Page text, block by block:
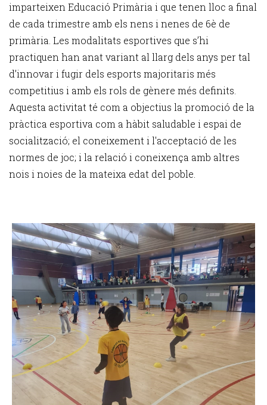
imparteixen Educació Primària i que tenen lloc a final
de cada trimestre amb els nens i nenes de 6è de
primària. Les modalitats esportives que s’hi
practiquen han anat variant al llarg dels anys per tal
d’innovar i fugir dels esports majoritaris més
competitius i amb els rols de gènere més definits.
Aquesta activitat té com a objectius la promoció de la
pràctica esportiva com a hàbit saludable i espai de
socialització; el coneixement i l'acceptació de les
normes de joc; i la relació i coneixença amb altres
nois i noies de la mateixa edat del poble.